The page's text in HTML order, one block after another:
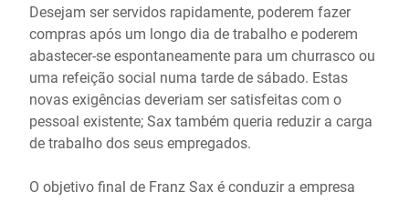
Desejam ser servidos rapidamente, poderem fazer
compras após um longo dia de trabalho e poderem
abastecer-se espontaneamente para um churrasco ou
uma refeição social numa tarde de sábado. Estas
novas exigências deveriam ser satisfeitas com o
pessoal existente; Sax também queria reduzir a carga
de trabalho dos seus empregados.
O objetivo final de Franz Sax é conduzir a empresa